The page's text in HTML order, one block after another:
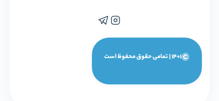
1401 | تمامی حقوق محفوظ است